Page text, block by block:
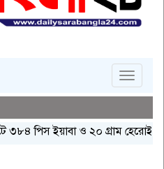
Toggle
ইয়াবা ও ২০ গ্রাম হেরোইনসহ একজন